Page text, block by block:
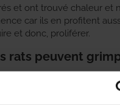
et ont trouvé chaleur et
car ils en profitent
et donc, proliférer.
rats peuvent